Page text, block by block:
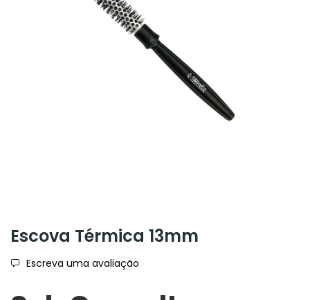
Escova Térmica 13mm
Escreva uma avaliação